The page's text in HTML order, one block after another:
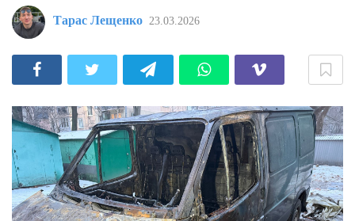
Тарас Лещенко 23.03.2026